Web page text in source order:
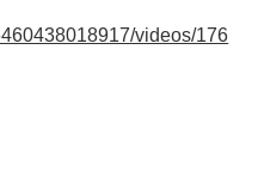
videos/176